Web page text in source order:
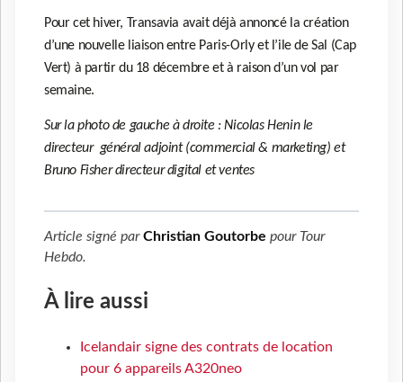
Pour cet hiver, Transavia avait déjà annoncé la création
d’une nouvelle liaison entre Paris-Orly et l’ile de Sal (Cap
Vert) à partir du 18 décembre et à raison d’un vol par
semaine.
Sur la photo de gauche à droite : Nicolas Henin le
directeur général adjoint (commercial & marketing) et
Bruno Fisher directeur digital et ventes
Article signé parChristian Goutorbe pour Tour
Hebdo.
À lire aussi
Icelandair signe des contrats de location
pour 6 appareils A320neo